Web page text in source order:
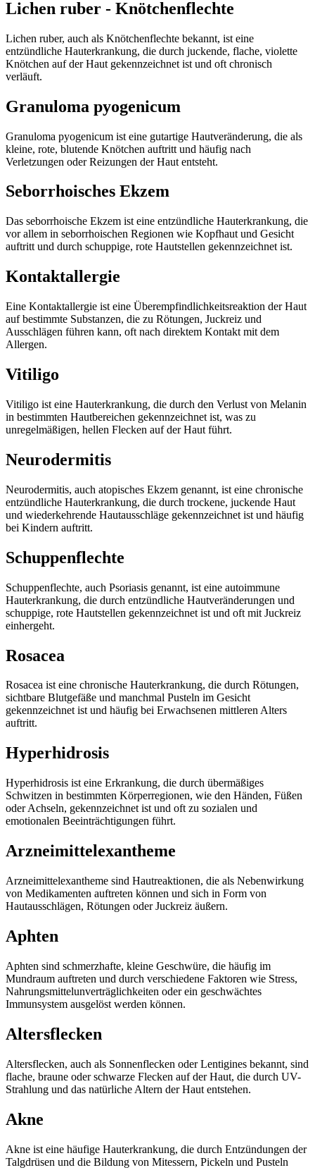
Lichen ruber - Knötchenflechte
Lichen ruber, auch als Knötchenflechte bekannt, ist eine
entzündliche Hauterkrankung, die durch juckende, flache, violette
Knötchen auf der Haut gekennzeichnet ist und oft chronisch
verläuft.
Granuloma pyogenicum
Granuloma pyogenicum ist eine gutartige Hautveränderung, die als
kleine, rote, blutende Knötchen auftritt und häufig nach
Verletzungen oder Reizungen der Haut entsteht.
Seborrhoisches Ekzem
Das seborrhoische Ekzem ist eine entzündliche Hauterkrankung, die
vor allem in seborrhoischen Regionen wie Kopfhaut und Gesicht
auftritt und durch schuppige, rote Hautstellen gekennzeichnet ist.
Kontaktallergie
Eine Kontaktallergie ist eine Überempfindlichkeitsreaktion der Haut
auf bestimmte Substanzen, die zu Rötungen, Juckreiz und
Ausschlägen führen kann, oft nach direktem Kontakt mit dem
Allergen.
Vitiligo
Vitiligo ist eine Hauterkrankung, die durch den Verlust von Melanin
in bestimmten Hautbereichen gekennzeichnet ist, was zu
unregelmäßigen, hellen Flecken auf der Haut führt.
Neurodermitis
Neurodermitis, auch atopisches Ekzem genannt, ist eine chronische
entzündliche Hauterkrankung, die durch trockene, juckende Haut
und wiederkehrende Hautausschläge gekennzeichnet ist und häufig
bei Kindern auftritt.
Schuppenflechte
Schuppenflechte, auch Psoriasis genannt, ist eine autoimmune
Hauterkrankung, die durch entzündliche Hautveränderungen und
schuppige, rote Hautstellen gekennzeichnet ist und oft mit Juckreiz
einhergeht.
Rosacea
Rosacea ist eine chronische Hauterkrankung, die durch Rötungen,
sichtbare Blutgefäße und manchmal Pusteln im Gesicht
gekennzeichnet ist und häufig bei Erwachsenen mittleren Alters
auftritt.
Hyperhidrosis
Hyperhidrosis ist eine Erkrankung, die durch übermäßiges
Schwitzen in bestimmten Körperregionen, wie den Händen, Füßen
oder Achseln, gekennzeichnet ist und oft zu sozialen und
emotionalen Beeinträchtigungen führt.
Arzneimittelexantheme
Arzneimittelexantheme sind Hautreaktionen, die als Nebenwirkung
von Medikamenten auftreten können und sich in Form von
Hautausschlägen, Rötungen oder Juckreiz äußern.
Aphten
Aphten sind schmerzhafte, kleine Geschwüre, die häufig im
Mundraum auftreten und durch verschiedene Faktoren wie Stress,
Nahrungsmittelunverträglichkeiten oder ein geschwächtes
Immunsystem ausgelöst werden können.
Altersflecken
Altersflecken, auch als Sonnenflecken oder Lentigines bekannt, sind
flache, braune oder schwarze Flecken auf der Haut, die durch UV-
Strahlung und das natürliche Altern der Haut entstehen.
Akne
Akne ist eine häufige Hauterkrankung, die durch Entzündungen der
Talgdrüsen und die Bildung von Mitessern, Pickeln und Pusteln